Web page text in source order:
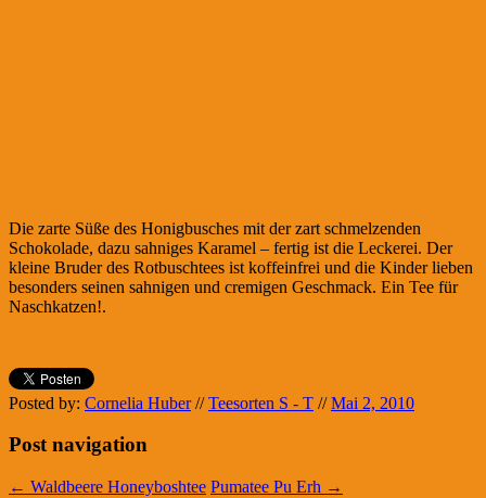
Die zarte Süße des Honigbusches mit der zart schmelzenden
Schokolade, dazu sahniges Karamel – fertig ist die Leckerei. Der
kleine Bruder des Rotbuschtees ist koffeinfrei und die Kinder lieben
besonders seinen sahnigen und cremigen Geschmack. Ein Tee für
Naschkatzen!.
Posted by: Cornelia Huber // Teesorten S - T // Mai 2, 2010
Post navigation
← Waldbeere Honeyboshtee Pumatee Pu Erh →